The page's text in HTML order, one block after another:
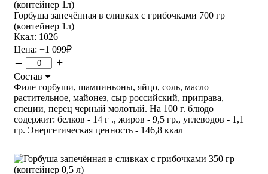
Горбуша запечённая в сливках с грибочками 700 гр
(контейнер 1л)
Ккал: 1026
Цена: +1 099₽
– +
Состав
Филе горбуши, шампиньоны, яйцо, соль, масло
растительное, майонез, сыр российский, приправа,
специи, перец черный молотый. На 100 г. блюдо
содержит: белков - 14 г ., жиров - 9,5 гр., углеводов - 1,1
гр. Энергетическая ценность - 146,8 ккал